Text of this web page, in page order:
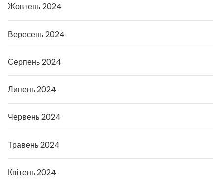
Жовтень 2024
Вересень 2024
Серпень 2024
Липень 2024
Червень 2024
Травень 2024
Квітень 2024